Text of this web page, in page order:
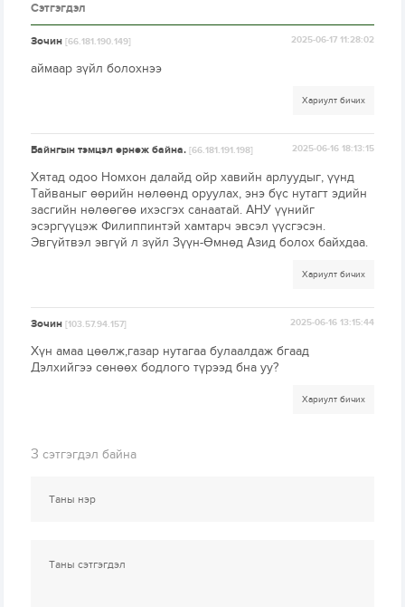
Сэтгэгдэл
Зочин[66.181.190.149] 2025-06-17 11:28:02
аймаар зүйл болохнээ
Хариулт бичих
Байнгын тэмцэл өрнөж байна.[66.181.191.198] 2025-06-16 18:13:15
Хятад одоо Номхон далайд ойр хавийн арлуудыг, үүнд
Тайваныг өөрийн нөлөөнд оруулах, энэ бүс нутагт эдийн
засгийн нөлөөгөө ихэсгэх санаатай. АНУ үүнийг
эсэргүүцэж Филиппинтэй хамтарч эвсэл үүсгэсэн.
Эвгүйтвэл эвгүй л зүйл Зүүн-Өмнөд Азид болох байхдаа.
Хариулт бичих
Зочин[103.57.94.157] 2025-06-16 13:15:44
Хүн амаа цөөлж,газар нутагаа булаалдаж бгаад
Дэлхийгээ сөнөөх бодлого түрээд бна уу?
Хариулт бичих
3 сэтгэгдэл байна